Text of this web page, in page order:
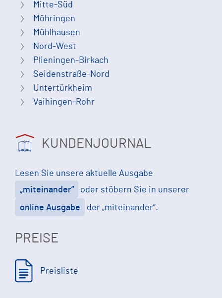
Mitte-Süd
Möhringen
Mühlhausen
Nord-West
Plieningen-Birkach
Seidenstraße-Nord
Untertürkheim
Vaihingen-Rohr
KUNDENJOURNAL
Lesen Sie unsere aktuelle Ausgabe
„miteinander“
oder stöbern Sie in unserer
online Ausgabe
der „miteinander“.
PREISE
Preisliste